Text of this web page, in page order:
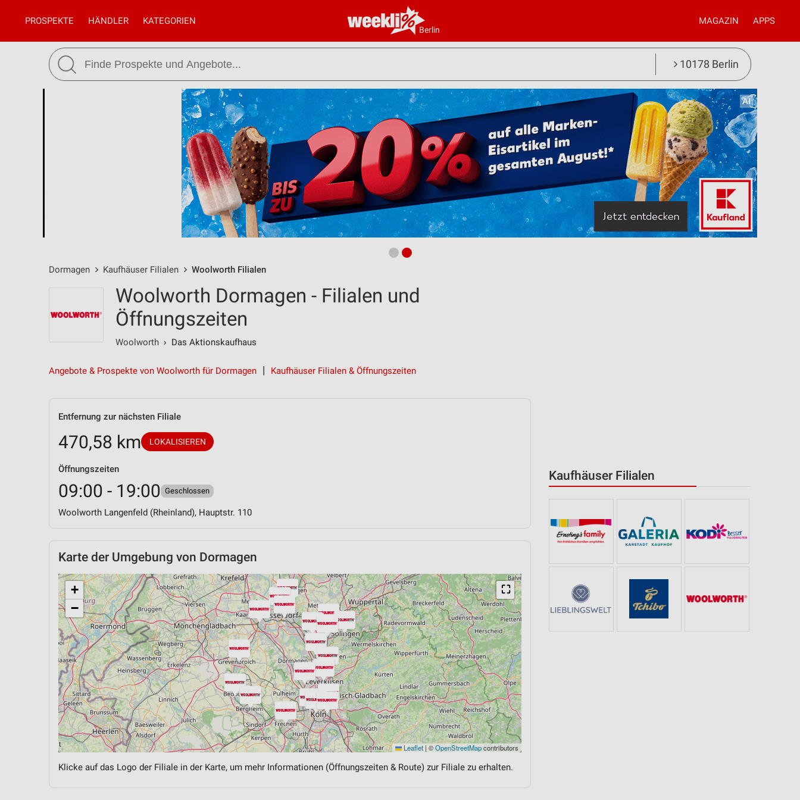
Berlin
PROSPEKTE HÄNDLER KATEGORIEN MAGAZIN APPS
10178 Berlin
Dormagen Kaufhäuser Filialen Woolworth Filialen
Kaufhäuser Filialen
Woolworth Dormagen - Filialen und
Öffnungszeiten
Woolworth › Das Aktionskaufhaus
Angebote & Prospekte von Woolworth für Dormagen Kaufhäuser Filialen & Öffnungszeiten
Entfernung zur nächsten Filiale
470,58 km LOKALISIEREN
Öffnungszeiten
09:00 - 19:00 Geschlossen
Woolworth Langenfeld (Rheinland), Hauptstr. 110
Karte der Umgebung von Dormagen
⛶
+
−
Leaflet | ©OpenStreetMapcontributors
Klicke auf das Logo der Filiale in der Karte, um mehr Informationen (Öffnungszeiten & Route) zur Filiale zu erhalten.